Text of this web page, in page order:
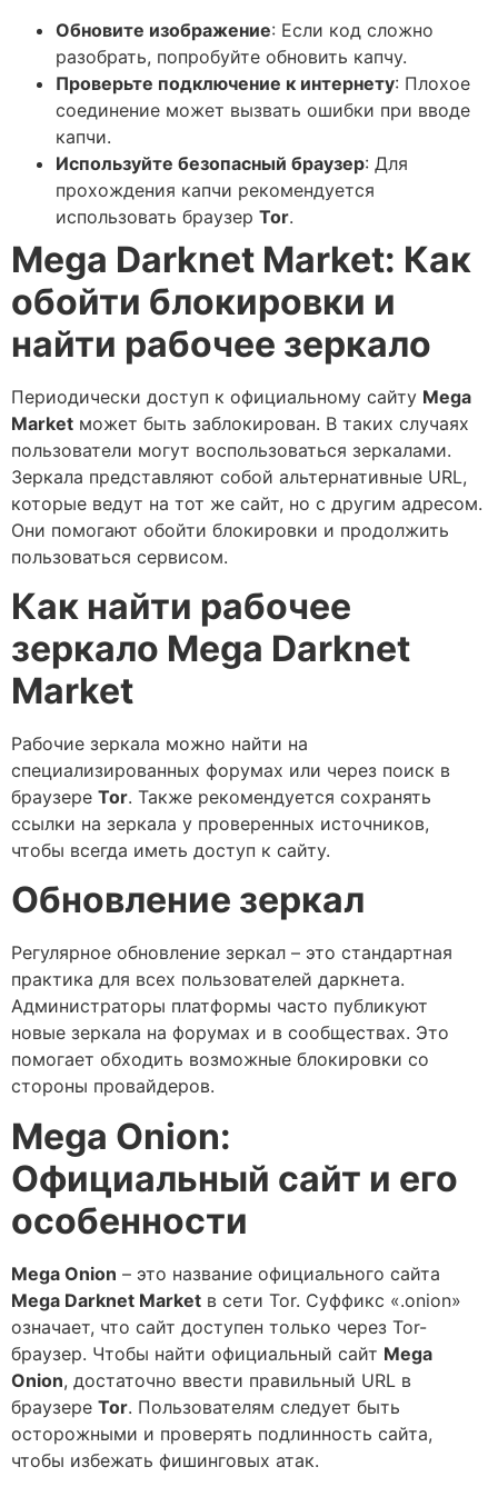
Обновите изображение: Если код сложно
разобрать, попробуйте обновить капчу.
Проверьте подключение к интернету: Плохое
соединение может вызвать ошибки при вводе
капчи.
Используйте безопасный браузер: Для
прохождения капчи рекомендуется
использовать браузер Tor.
Mega Darknet Market: Как
обойти блокировки и
найти рабочее зеркало
Периодически доступ к официальному сайту Mega
Market может быть заблокирован. В таких случаях
пользователи могут воспользоваться зеркалами.
Зеркала представляют собой альтернативные URL,
которые ведут на тот же сайт, но с другим адресом.
Они помогают обойти блокировки и продолжить
пользоваться сервисом.
Как найти рабочее
зеркало Mega Darknet
Market
Рабочие зеркала можно найти на
специализированных форумах или через поиск в
браузере Tor. Также рекомендуется сохранять
ссылки на зеркала у проверенных источников,
чтобы всегда иметь доступ к сайту.
Обновление зеркал
Регулярное обновление зеркал – это стандартная
практика для всех пользователей даркнета.
Администраторы платформы часто публикуют
новые зеркала на форумах и в сообществах. Это
помогает обходить возможные блокировки со
стороны провайдеров.
Mega Onion:
Официальный сайт и его
особенности
Mega Onion – это название официального сайта
Mega Darknet Market в сети Tor. Суффикс «.onion»
означает, что сайт доступен только через Tor-
браузер. Чтобы найти официальный сайт Mega
Onion, достаточно ввести правильный URL в
браузере Tor. Пользователям следует быть
осторожными и проверять подлинность сайта,
чтобы избежать фишинговых атак.